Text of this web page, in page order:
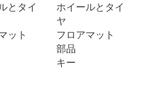
とタイ
ット
ホイールとタイ
ヤ
フロアマット
部品
キー